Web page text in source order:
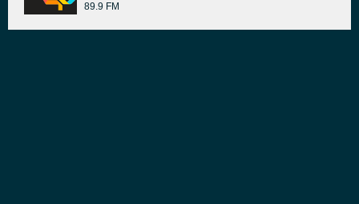
89.9 FM